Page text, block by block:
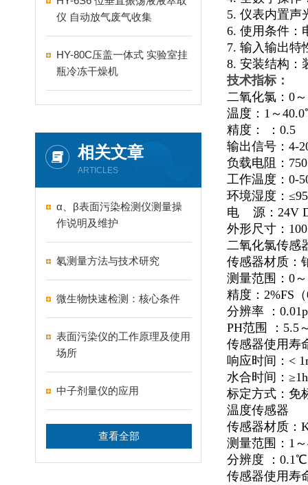
仪 自动放气废气收集
HY-80C压盖一体式 实验室挂
瓶冷冻干燥机
相关文章
ARTICLES
α、β表面污染检测仪测量操
作说明及维护
氡测量方法与技术研究
微生物快速检测：核心条件
表面污染仪的工作原理及使用
场所
中子剂量仪的应用
查看全部
5. 仪表内置声
6. 使用条件：
7. 输入输出特
8. 安装结构：
技术指标：
二氧化氯：0
温度：1～
精度： ：0.5
输出信号：4-
负载电阻：
工作温度：0-
环境湿度：
电 源：24V
外形尺寸：
二氧化氯传感
传感器材质：
测量范围：0
精度：2%FS
分辨率 ：
PH范围 ：5.5
传感器使用寿
响应时间：<
水合时间：≥1h
标定方式：免
温度传感器
传感器材质：
测量范围：1
分辨度 ：0.1℃
传感器使用寿